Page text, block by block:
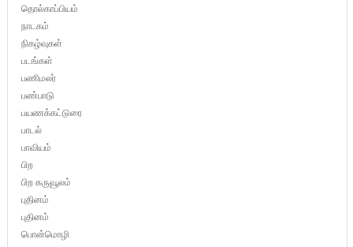
தொல்காப்பியம்
நாடகம்
நிகழ்வுகள்
படங்கள்
பணிமலர்
பண்பாடு
பயணக்கட்டுரை
பாடல்
பாவியம்
பிற
பிற கருவூலம்
புதினம்
புதினம்
பொன்மொழி